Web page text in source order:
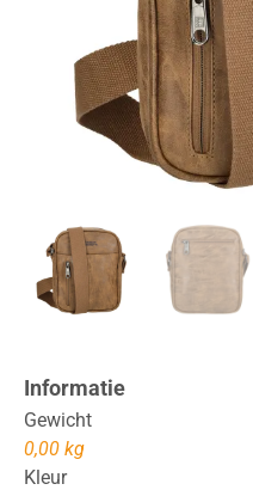
Informatie
Gewicht
0,00 kg
Kleur